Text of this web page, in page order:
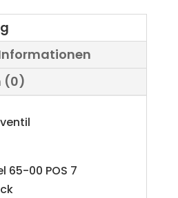
(0)
65-00 POS 7